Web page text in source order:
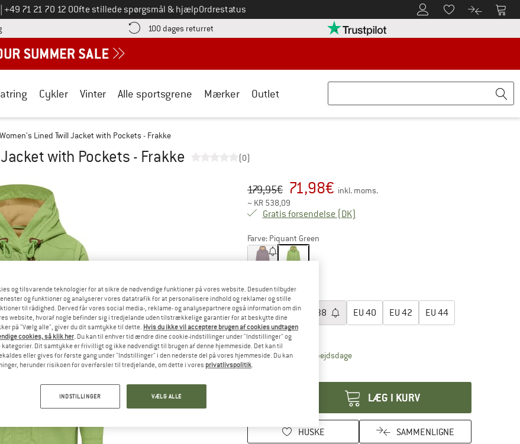
Ring til os på
+49 71 21 70 12 0Ofte stillede spørgsmål & hjælpOrdrestatus Til kundekontoenTil huskesedlen.
Til Til
Find betalingsoplysningerne her! Åbnes i en infoboks
100 dages returret Gå til returretten her Åbnes i en infoboks Vi er Trustpilot-certificeret -
Cykler Vinter Alle sportsgrene Mærker Outlet
Women's Lined Twill Jacket with Pockets - Frakke
with Pockets - Frakke (0)
Original pris :
179,95€
Pris: 71,98€ inkl. moms.
~ KR 538,09
Gratis forsendelse (DK)
Farve: Piquant Green
Vælg en størrelse:
EU36 38 EU 40 EU 42 EU 44
Størrelsestabel
Leveringstid: 4-6 arbejdsdageLinket åbnes i en infoboks og indeholder
Antal:
LÆG I KURV
HUSKE SAMMENLIGNE
og tilsvarende teknologier for at sikre de nødvendige funktioner på vores website. Desuden tilbyder
og funktioner og analyserer vores datatrafik for at personalisere indhold og reklamer og stille
til rådighed. Derved får vores social media-, reklame- og analysepartnere også information om din
website, hvoraf nogle befinder sig i tredjelande uden tilstrækkelige garantier for at beskytte dine
på "Vælg alle", giver du dit samtykke til dette. Hvis du ikke vil acceptere brugen af cookies undtagen
cookies, så klik her . Du kan til enhver tid ændre dine cookie-indstillinger under "Indstillinger" og
Dit samtykke er frivilligt og ikke nødvendigt til brugen af denne hjemmeside. Det kan til
eller gives for første gang under "Indstillinger" i den nederste del på vores hjemmeside. Du kan
herunder risikoen for overførsler til tredjelande, om dette i vores privatlivspolitik
INDSTILLINGER VÆLG ALLE